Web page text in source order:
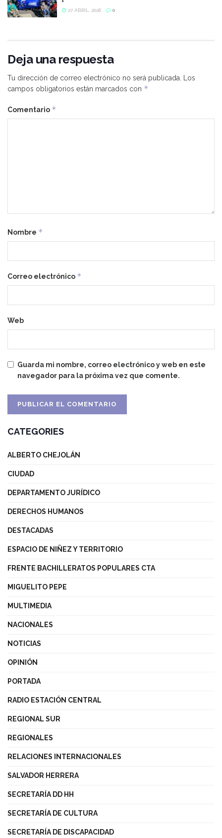
27 ABRIL, 2026 0
Deja una respuesta
Tu dirección de correo electrónico no será publicada. Los
campos obligatorios están marcados con *
Comentario *
Nombre *
Correo electrónico *
Web
Guarda mi nombre, correo electrónico y web en este
navegador para la próxima vez que comente.
CATEGORIES
ALBERTO CHEJOLÁN
CIUDAD
DEPARTAMENTO JURÍDICO
DERECHOS HUMANOS
DESTACADAS
ESPACIO DE NIÑEZ Y TERRITORIO
FRENTE BACHILLERATOS POPULARES CTA
MIGUELITO PEPE
MULTIMEDIA
NACIONALES
NOTICIAS
OPINIÓN
PORTADA
RADIO ESTACIÓN CENTRAL
REGIONAL SUR
REGIONALES
RELACIONES INTERNACIONALES
SALVADOR HERRERA
SECRETARÍA DD HH
SECRETARÍA DE CULTURA
SECRETARÍA DE DISCAPACIDAD